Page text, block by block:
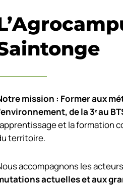
mission : Former aux
de la 3ᵉau
et la formation
territoire.
accompagnons les
actuelles et aux